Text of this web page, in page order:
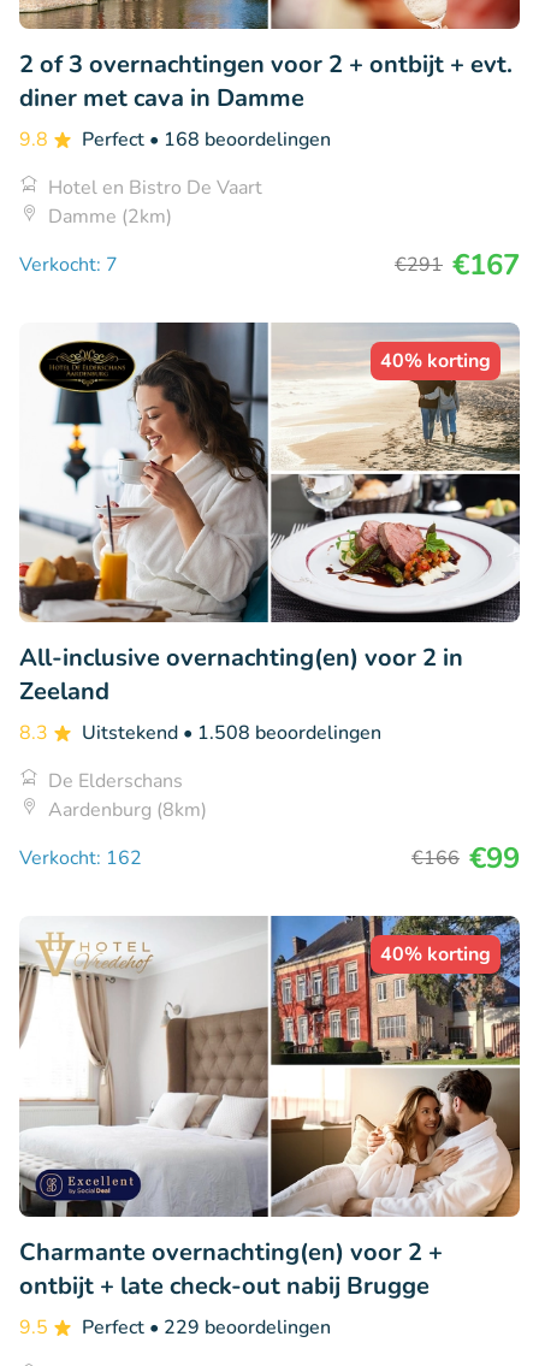
2 of 3 overnachtingen voor 2 + ontbijt + evt.
diner met cava in Damme
9.8 Perfect • 168 beoordelingen
Hotel en Bistro De Vaart
Damme (2km)
Verkocht: 7
€291 €167
40% korting
All-inclusive overnachting(en) voor 2 in
Zeeland
8.3 Uitstekend • 1.508 beoordelingen
De Elderschans
Aardenburg (8km)
Verkocht: 162
€166 €99
40% korting
Charmante overnachting(en) voor 2 +
ontbijt + late check-out nabij Brugge
9.5 Perfect • 229 beoordelingen